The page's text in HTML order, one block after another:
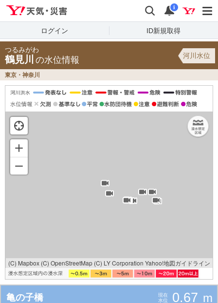
検索 通知
i
ログイン ID新規取得
つるみがわ
鶴見川 の水位情報 河川水位
東京・神奈川
(C) Mapbox (C) OpenStreetMap (C) LY Corporation Yahoo!地図ガイドライン
亀の子橋
現在
水位
0.67 m